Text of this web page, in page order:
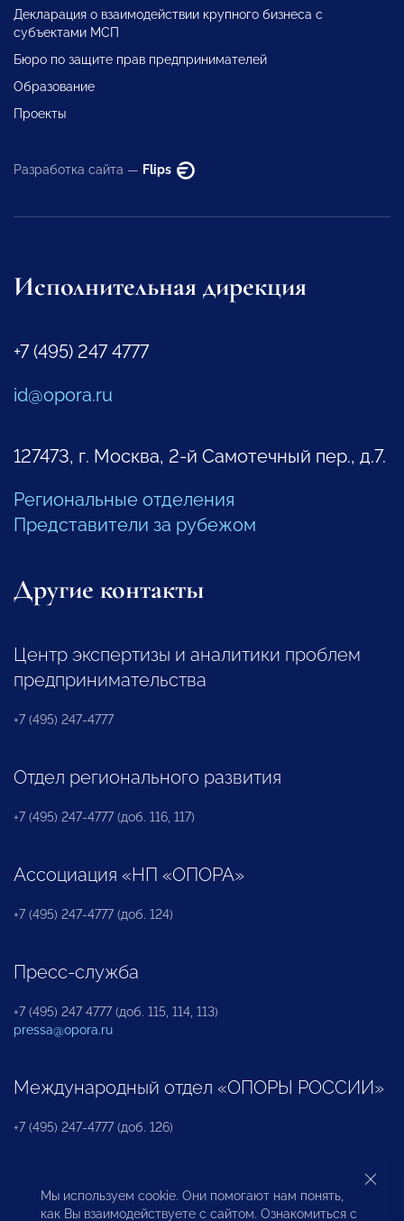
Декларация о взаимодействии крупного бизнеса с
субъектами МСП
Бюро по защите прав предпринимателей
Образование
Проекты
Разработка сайта — Flips
Исполнительная дирекция
+7 (495) 247 4777
id@opora.ru
127473, г. Москва, 2-й Самотечный пер., д.7.
Региональные отделения
Представители за рубежом
Другие контакты
Центр экспертизы и аналитики проблем
предпринимательства
+7 (495) 247-4777
Отдел регионального развития
+7 (495) 247-4777 (доб. 116, 117)
Ассоциация «НП «ОПОРА»
+7 (495) 247-4777 (доб. 124)
Пресс-служба
+7 (495) 247 4777 (доб. 115, 114, 113)
pressa@opora.ru
Международный отдел «ОПОРЫ РОССИИ»
+7 (495) 247-4777 (доб. 126)
Бюро по защите прав предпринимателей и
инвесторов
Мы используем cookie. Они помогают нам понять,
как Вы взаимодействуете с сайтом. Ознакомиться с